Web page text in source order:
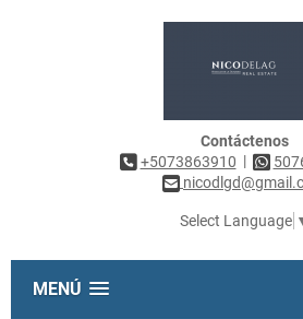
Contáctenos
+5073863910 |
Select Language
MENÚ